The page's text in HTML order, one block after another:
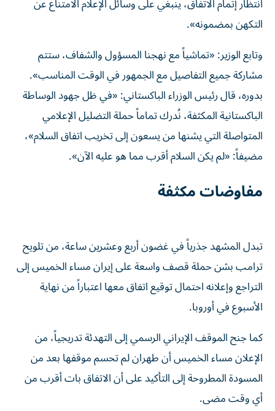
التكهن بمضمونه».
وتابع الوزير: «تماشياً مع نهجنا المسؤول والشفاف، ستتم
مشاركة جميع التفاصيل مع الجمهور في الوقت المناسب».
بدوره، قال رئيس الوزراء الباكستاني: «في ظل جهود الوساطة
الباكستانية المكثفة، نُدرك تماماً حملة التضليل الإعلامي
المتواصلة التي يشنها من يسعون إلى تخريب اتفاق السلام»،
مضيفاً: «لم يكن السلام أقرب مما هو عليه الآن».
مفاوضات مكثفة
تبدل المشهد جذرياً في غضون أربع وعشرين ساعة، من تلويح
ترامب بشن حملة قصف واسعة على إيران مساء الخميس إلى
التراجع وإعلانه احتمال توقيع اتفاق معها اعتباراً من نهاية
الأسبوع في أوروبا.
كما جنح الموقف الإيراني الرسمي إلى التهدئة تدريجياً، من
الإعلان مساء الخميس أن طهران لم تحسم موقفها بعد من
المسودة المطروحة إلى التأكيد على أن الاتفاق بات أقرب من
أي وقت مضى.